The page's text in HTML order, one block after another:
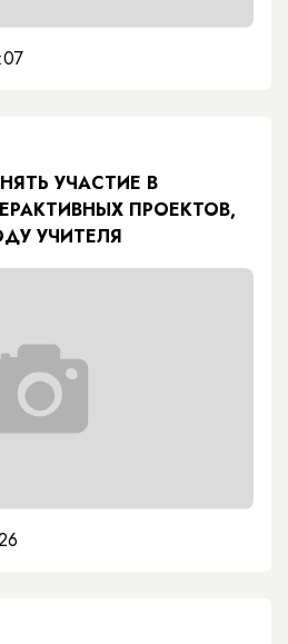
УЧАСТИЕ В
ПРОЕКТОВ,
УЧИТЕЛЯ